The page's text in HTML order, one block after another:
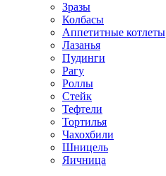
Зразы
Колбасы
Аппетитные котлеты
Лазанья
Пудинги
Рагу
Роллы
Стейк
Тефтели
Тортилья
Чахохбили
Шницель
Яичница